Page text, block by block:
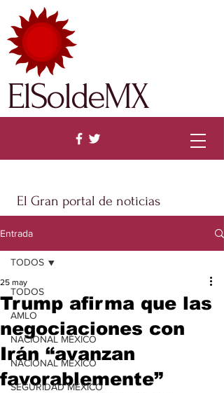
El Gran portal de noticias
ElSoldeMX
Entrada
TODOS
AMLO
NACIONAL MÉXICO
NACIONAL MÉXICO
SEGURIDAD MÉXICO
TODOS
Trump afirma que las
negociaciones con
Irán “avanzan
favorablemente”
25 may